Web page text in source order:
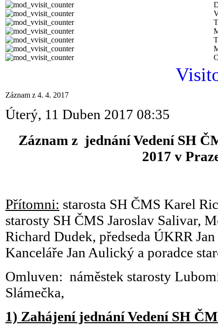
Záznam z 4. 4. 2017
Úterý, 11 Duben 2017 08:35
Záznam z jednání Vedení SH
2017 v
Přítomni: starosta SH ČMS Karel
starosty SH ČMS Jaroslav Salivar,
Richard Dudek, předseda ÚKRR
Kanceláře Jan Aulický a poradce
Omluven: náměstek starosty
Slámečka,
1) Zahájení jednání Vedení SH